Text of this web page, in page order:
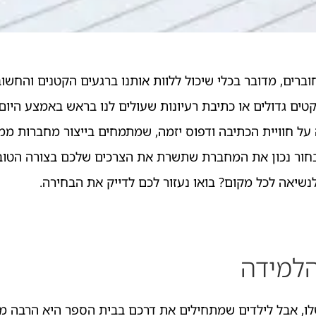
מדובר בכלי שיכול ללוות אותנו ברגעים הקטנים
גדולים או כתיבת רעיונות שעולים לנו בראש באמצע
חוויית הכתיבה ודפוס יזמה, שמתמחים בייצור מחברות
נכון את המחברת שתשרת את הצרכים שלכם בצורה
לכל מקום? בואו נעזור לכם לדייק את הבחירה.
אבל לילדים שמתחילים את דרכם בבית הספר היא הרבה